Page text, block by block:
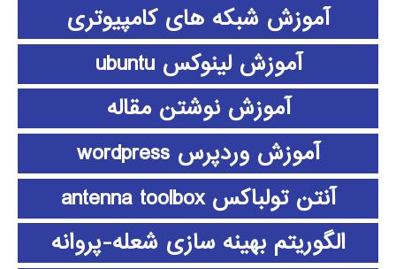
آموزش شبکه های کامپیوتری
آموزش لینوکس ubuntu
آموزش نوشتن مقاله
آموزش وردپرس wordpress
آنتن تولباکس antenna toolbox
الگوریتم بهینه سازی شعله-پروانه